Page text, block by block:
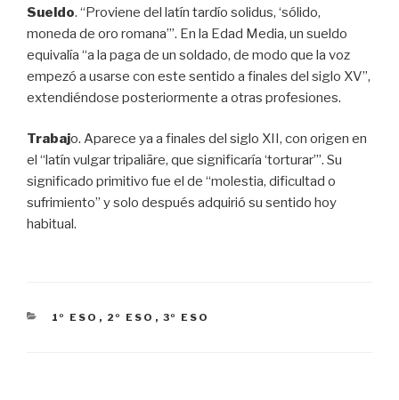
Sueldo. “Proviene del latín tardío solidus, ‘sólido,
moneda de oro romana’”. En la Edad Media, un sueldo
equivalía “a la paga de un soldado, de modo que la voz
empezó a usarse con este sentido a finales del siglo XV”,
extendiéndose posteriormente a otras profesiones.
Trabajo. Aparece ya a finales del siglo XII, con origen en
el “latín vulgar tripaliāre, que significaría ‘torturar’”. Su
significado primitivo fue el de “molestia, dificultad o
sufrimiento” y solo después adquirió su sentido hoy
habitual.
CATEGORÍAS
1º ESO , 2º ESO , 3º ESO